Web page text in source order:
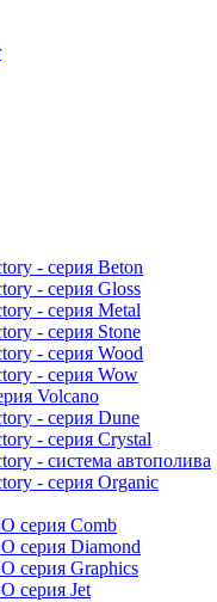
- серия Beton
- серия Gloss
- серия Metal
- серия Stone
- серия Wood
- серия Wow
Volcano
- серия Dune
- серия Crystal
- система автополива
- серия Organic
серия Comb
серия Diamond
серия Graphics
серия Jet